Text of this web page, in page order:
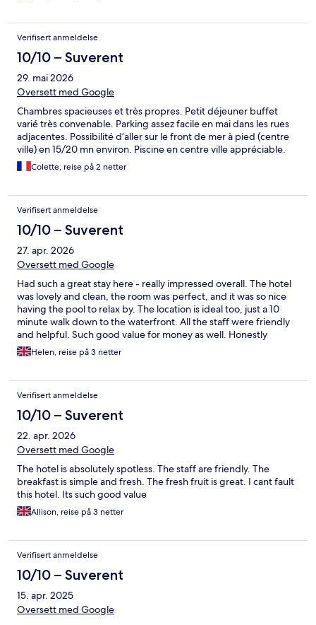
Verifisert anmeldelse
10/10 – Suverent
29. mai 2026
Oversett med Google
Chambres spacieuses et très propres. Petit déjeuner buffet
varié très convenable. Parking assez facile en mai dans les rues
adjacentes. Possibilité d’aller sur le front de mer à pied (centre
ville) en 15/20 mn environ. Piscine en centre ville appréciable.
Colette, reise på 2 netter
Verifisert anmeldelse
10/10 – Suverent
27. apr. 2026
Oversett med Google
Had such a great stay here - really impressed overall. The hotel
was lovely and clean, the room was perfect, and it was so nice
having the pool to relax by. The location is ideal too, just a 10
minute walk down to the waterfront. All the staff were friendly
and helpful. Such good value for money as well. Honestly
couldn’t fault it and would happily stay again.
Helen, reise på 3 netter
Verifisert anmeldelse
10/10 – Suverent
22. apr. 2026
Oversett med Google
The hotel is absolutely spotless. The staff are friendly. The
breakfast is simple and fresh. The fresh fruit is great. I cant fault
this hotel. Its such good value
Allison, reise på 3 netter
Verifisert anmeldelse
10/10 – Suverent
15. apr. 2025
Oversett med Google